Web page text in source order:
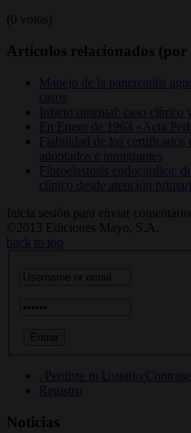
(0 votos)
Artículos relacionados (por
Manejo de la pancreatitis
casos
Infarto omental: caso clínico
En Enero de 1963 «Acta
Fiabilidad de los
adoptados e inmigrantes
Fibroelastosis endocárdica:
clínico desde atención
Inicia sesión para enviar
©2013 Ediciones Mayo, S.A.
back to top
¿Perdiste tu Usuario/
Registro
Noticias